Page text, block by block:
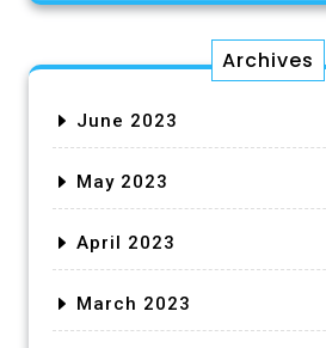
Archives
June 2023
May 2023
April 2023
March 2023